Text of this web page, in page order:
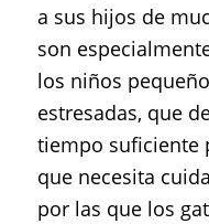
a sus hijos de
son
los niños
estresadas, que
tiempo suficiente
que necesita
por las que los